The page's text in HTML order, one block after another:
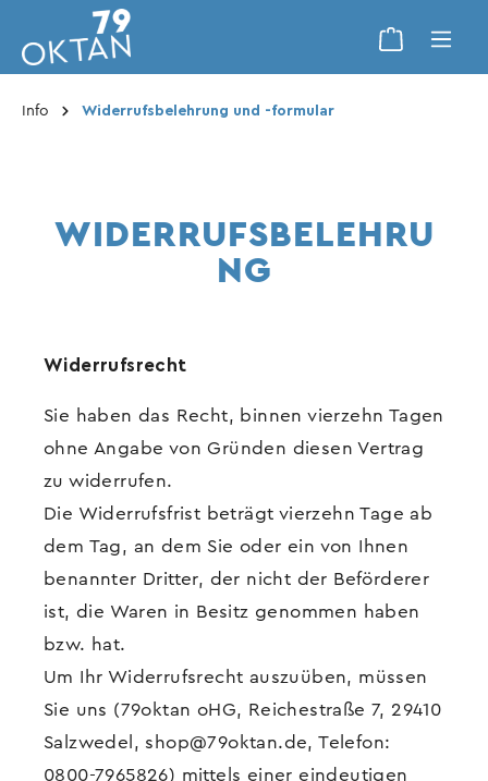
Info Widerrufsbelehrung und -formular
WIDERRUFSBELEHRU
NG
Widerrufsrecht
Sie haben das Recht, binnen vierzehn Tagen
ohne Angabe von Gründen diesen Vertrag
zu widerrufen.
Die Widerrufsfrist beträgt vierzehn Tage ab
dem Tag, an dem Sie oder ein von Ihnen
benannter Dritter, der nicht der Beförderer
ist, die Waren in Besitz genommen haben
bzw. hat.
Um Ihr Widerrufsrecht auszuüben, müssen
Sie uns (79oktan oHG, Reichestraße 7, 29410
Salzwedel, shop@79oktan.de, Telefon:
0800-7965826) mittels einer eindeutigen